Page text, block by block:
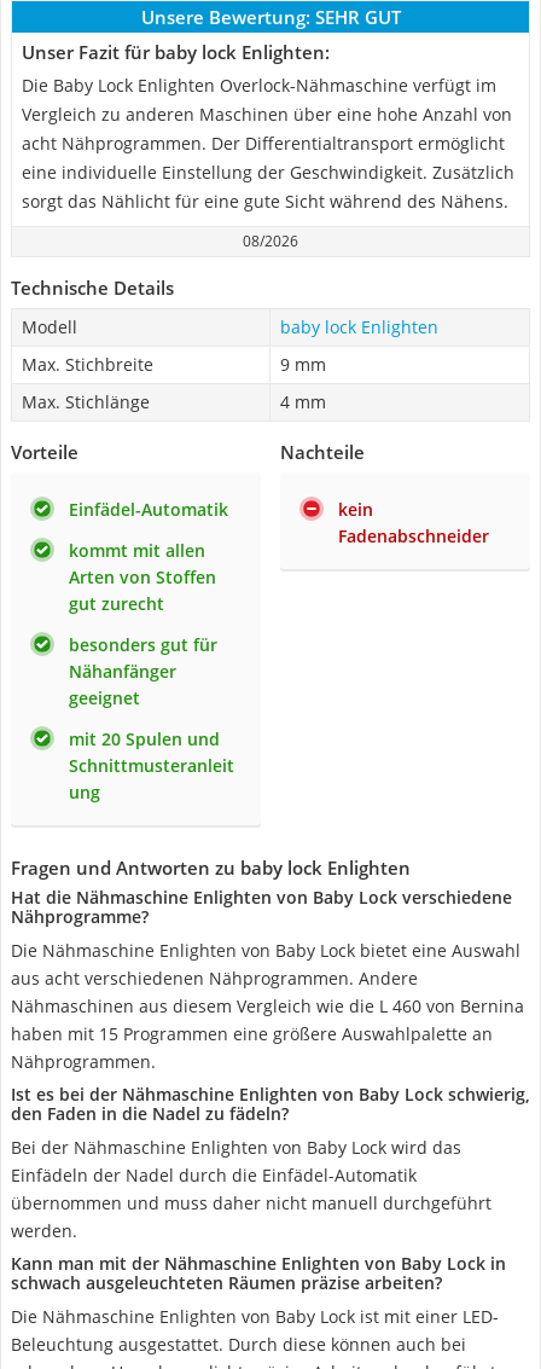
Unsere Bewertung: SEHR GUT
Unser Fazit für baby lock Enlighten:
Die Baby Lock Enlighten Overlock-Nähmaschine verfügt im
Vergleich zu anderen Maschinen über eine hohe Anzahl von
acht Nähprogrammen. Der Differentialtransport ermöglicht
eine individuelle Einstellung der Geschwindigkeit. Zusätzlich
sorgt das Nählicht für eine gute Sicht während des Nähens.
08/2026
Technische Details
Modell
baby lock Enlighten
Max. Stichbreite
9 mm
Max. Stichlänge
4 mm
Vorteile
Einfädel-Automatik
kommt mit allen
Arten von Stoffen
gut zurecht
besonders gut für
Nähanfänger
geeignet
mit 20 Spulen und
Schnittmusteranleit
ung
Nachteile
kein
Fadenabschneider
Fragen und Antworten zu baby lock Enlighten
Hat die Nähmaschine Enlighten von Baby Lock verschiedene
Nähprogramme?
Die Nähmaschine Enlighten von Baby Lock bietet eine Auswahl
aus acht verschiedenen Nähprogrammen. Andere
Nähmaschinen aus diesem Vergleich wie die L 460 von Bernina
haben mit 15 Programmen eine größere Auswahlpalette an
Nähprogrammen.
Ist es bei der Nähmaschine Enlighten von Baby Lock schwierig,
den Faden in die Nadel zu fädeln?
Bei der Nähmaschine Enlighten von Baby Lock wird das
Einfädeln der Nadel durch die Einfädel-Automatik
übernommen und muss daher nicht manuell durchgeführt
werden.
Kann man mit der Nähmaschine Enlighten von Baby Lock in
schwach ausgeleuchteten Räumen präzise arbeiten?
Die Nähmaschine Enlighten von Baby Lock ist mit einer LED-
Beleuchtung ausgestattet. Durch diese können auch bei